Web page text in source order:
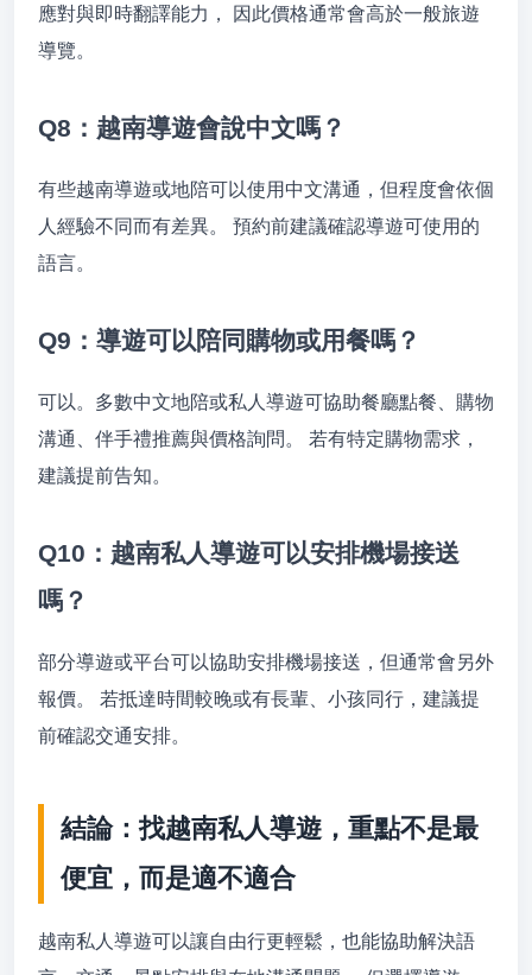
應對與即時翻譯能力， 因此價格通常會高於一般旅遊
導覽。
Q8：越南導遊會說中文嗎？
有些越南導遊或地陪可以使用中文溝通，但程度會依個
人經驗不同而有差異。 預約前建議確認導遊可使用的
語言。
Q9：導遊可以陪同購物或用餐嗎？
可以。多數中文地陪或私人導遊可協助餐廳點餐、購物
溝通、伴手禮推薦與價格詢問。 若有特定購物需求，
建議提前告知。
Q10：越南私人導遊可以安排機場接送
嗎？
部分導遊或平台可以協助安排機場接送，但通常會另外
報價。 若抵達時間較晚或有長輩、小孩同行，建議提
前確認交通安排。
結論：找越南私人導遊，重點不是最
便宜，而是適不適合
越南私人導遊可以讓自由行更輕鬆，也能協助解決語